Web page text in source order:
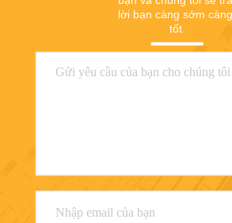
lời bạn càng sớm càng
tốt.